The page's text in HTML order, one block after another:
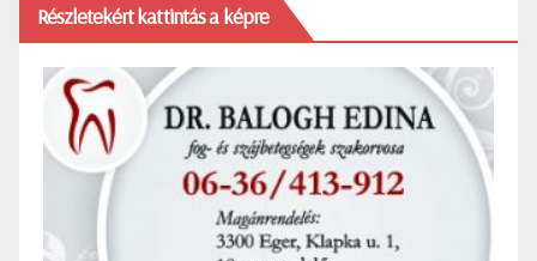
Részletekért kattintás a képre